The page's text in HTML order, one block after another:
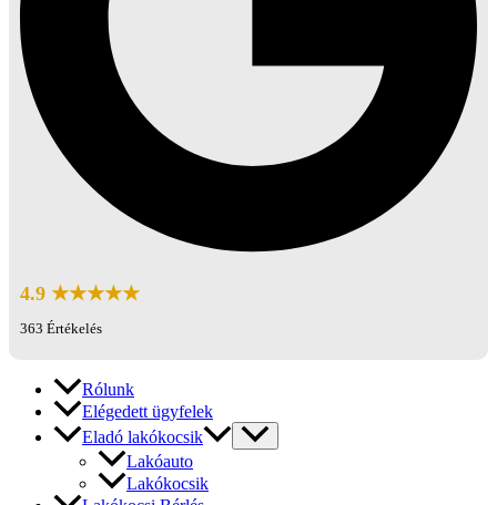
4.9 ★★★★★
363 Értékelés
Rólunk
Elégedett ügyfelek
Eladó lakókocsik
Lakóauto
Lakókocsik